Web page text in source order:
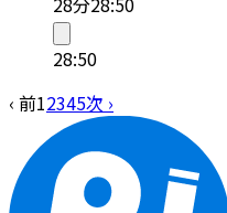
28:50
‹ 前12345次 ›